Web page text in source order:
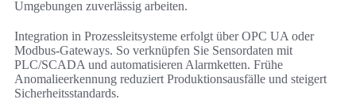
Umgebungen zuverlässig arbeiten.
Integration in Prozessleitsysteme erfolgt über OPC UA oder
Modbus-Gateways. So verknüpfen Sie Sensordaten mit
PLC/SCADA und automatisieren Alarmketten. Frühe
Anomalieerkennung reduziert Produktionsausfälle und steigert
Sicherheitsstandards.